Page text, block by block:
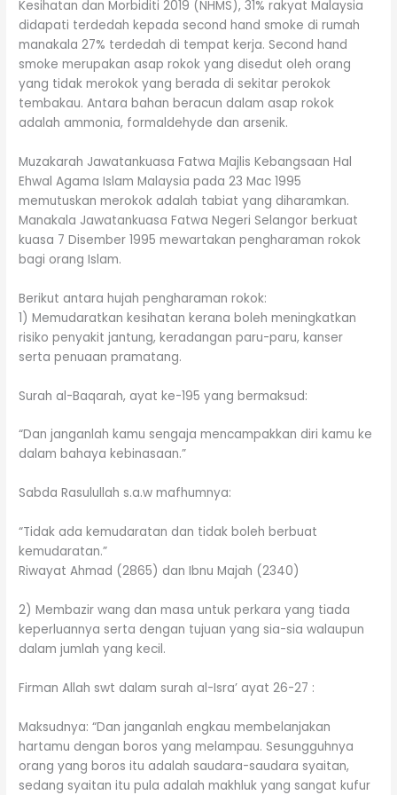
Kesihatan dan Morbiditi 2019 (NHMS), 31% rakyat Malaysia
didapati terdedah kepada second hand smoke di rumah
manakala 27% terdedah di tempat kerja. Second hand
smoke merupakan asap rokok yang disedut oleh orang
yang tidak merokok yang berada di sekitar perokok
tembakau. Antara bahan beracun dalam asap rokok
adalah ammonia, formaldehyde dan arsenik.
Muzakarah Jawatankuasa Fatwa Majlis Kebangsaan Hal
Ehwal Agama Islam Malaysia pada 23 Mac 1995
memutuskan merokok adalah tabiat yang diharamkan.
Manakala Jawatankuasa Fatwa Negeri Selangor berkuat
kuasa 7 Disember 1995 mewartakan pengharaman rokok
bagi orang Islam.
Berikut antara hujah pengharaman rokok:
1) Memudaratkan kesihatan kerana boleh meningkatkan
risiko penyakit jantung, keradangan paru-paru, kanser
serta penuaan pramatang.
Surah al-Baqarah, ayat ke-195 yang bermaksud:
“Dan janganlah kamu sengaja mencampakkan diri kamu ke
dalam bahaya kebinasaan.”
Sabda Rasulullah s.a.w mafhumnya:
“Tidak ada kemudaratan dan tidak boleh berbuat
kemudaratan.”
Riwayat Ahmad (2865) dan Ibnu Majah (2340)
2) Membazir wang dan masa untuk perkara yang tiada
keperluannya serta dengan tujuan yang sia-sia walaupun
dalam jumlah yang kecil.
Firman Allah swt dalam surah al-Isra’ ayat 26-27 :
Maksudnya: “Dan janganlah engkau membelanjakan
hartamu dengan boros yang melampau. Sesungguhnya
orang yang boros itu adalah saudara-saudara syaitan,
sedang syaitan itu pula adalah makhluk yang sangat kufur